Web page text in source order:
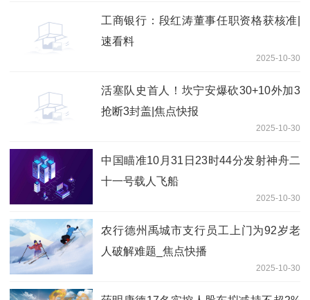
工商银行：段红涛董事任职资格获核准|
速看料
2025-10-30
活塞队史首人！坎宁安爆砍30+10外加3
抢断3封盖|焦点快报
2025-10-30
中国瞄准10月31日23时44分发射神舟二
十一号载人飞船
2025-10-30
农行德州禹城市支行员工上门为92岁老
人破解难题_焦点快播
2025-10-30